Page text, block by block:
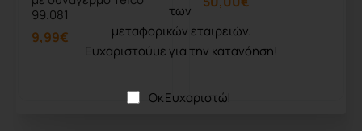
των
μεταφορικών εταιρειών.
Ευχαριστούμε για την κατανόηση!
Οκ Ευχαριστώ!
99.081
9,99€